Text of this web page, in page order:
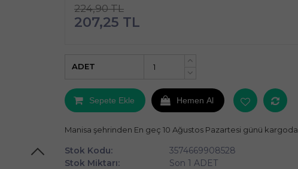
224,90 TL
207,25 TL
+
ADET
Sepete Ekle Hemen Al
Manisa şehrinden En geç 10 Ağustos Pazartesi günü kargoda
Stok Kodu:
3574669908528
Stok Miktarı:
Son 1 ADET